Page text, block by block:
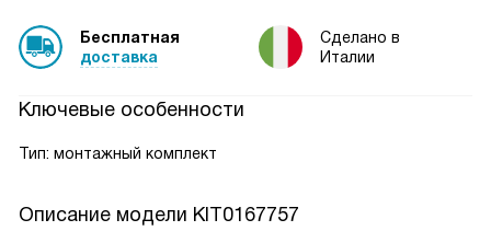
Бесплатная
доставка
Сделано в
Италии
Ключевые особенности
Тип: монтажный комплект
Описание модели KIT0167757